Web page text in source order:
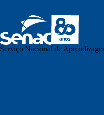
Serviço Nacional de